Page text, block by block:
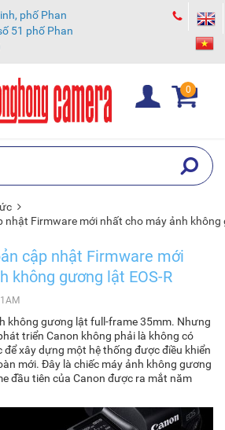
phố Phan
51 phố Phan
0
nhật Firmware mới nhất cho máy ảnh không
cập nhật Firmware mới
không gương lật EOS-R
không gương lật full-frame 35mm. Nhưng
triển Canon không phải là không có
xây dựng một hệ thống được điều khiển
mới. Đây là chiếc máy ảnh không gương
đầu tiên của Canon được ra mắt năm